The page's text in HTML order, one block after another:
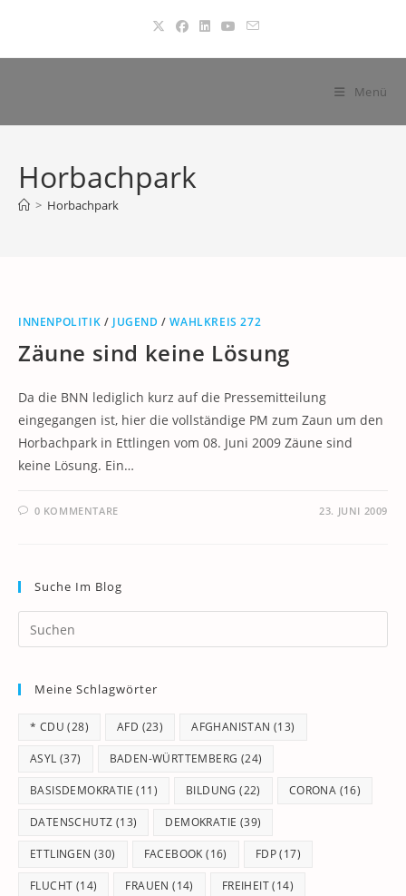
springen
Menü
Horbachpark
> Horbachpark
INNENPOLITIK / JUGEND /WAHLKREIS 272
Zäune sind keine Lösung
Da die BNN lediglich kurz auf die Pressemitteilung
eingegangen ist, hier die vollständige PM zum Zaun um den
Horbachpark in Ettlingen vom 08. Juni 2009 Zäune sind
keine Lösung. Ein…
0 KOMMENTARE 23. JUNI 2009
Suche Im Blog
Meine Schlagwörter
* CDU (28) AFD (23) AFGHANISTAN (13)
ASYL (37) BADEN-WÜRTTEMBERG (24)
BASISDEMOKRATIE (11) BILDUNG (22) CORONA (16)
DATENSCHUTZ (13) DEMOKRATIE (39)
ETTLINGEN (30) FACEBOOK (16) FDP(17)
FLUCHT (14) FRAUEN (14) FREIHEIT(14)